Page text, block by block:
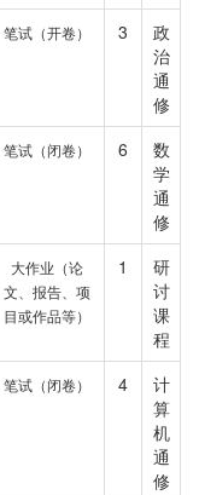
笔试（开卷） 3
政
治
通
修
笔试（闭卷） 6
数
学
通
修
大作业（论
文、报告、项
目或作品等）
1
研
讨
课
程
笔试（闭卷） 4
计
算
机
通
修